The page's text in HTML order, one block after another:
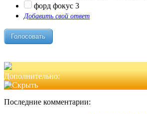
форд фокус 3
Добавить свой ответ
Дополнительно:
Последние комментарии: